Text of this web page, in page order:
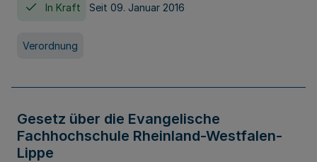
In Kraft Seit 09. Januar 2016
Verordnung
Gesetz über die Evangelische
Fachhochschule Rheinland-Westfalen-
Lippe